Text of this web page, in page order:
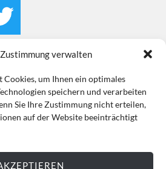
verwalten
Cookies, um Ihnen ein optimales
speichern und verarbeiten
Sie Ihre Zustimmung nicht erteilen,
auf der Website beeinträchtigt
Datenschutz
Impressum